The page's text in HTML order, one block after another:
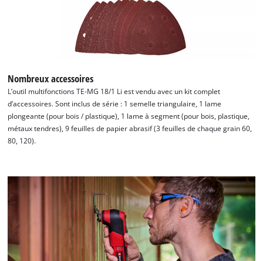
Nombreux accessoires
L’outil multifonctions TE-MG 18/1 Li est vendu avec un kit complet
d’accessoires. Sont inclus de série : 1 semelle triangulaire, 1 lame
plongeante (pour bois / plastique), 1 lame à segment (pour bois, plastique,
métaux tendres), 9 feuilles de papier abrasif (3 feuilles de chaque grain 60,
80, 120).